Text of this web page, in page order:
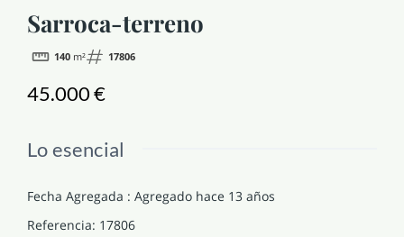
PERFIL
Sarroca-terreno
140 m² 17806
45.000 €
Lo esencial
Fecha Agregada : Agregado hace 13 años
Referencia: 17806